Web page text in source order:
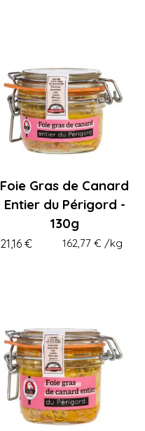
Foie Gras de Canard
Entier du Périgord -
130g
21,16 € 162,77 € /kg